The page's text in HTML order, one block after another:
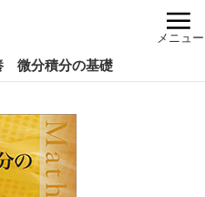
メニュー
微分積分の基礎